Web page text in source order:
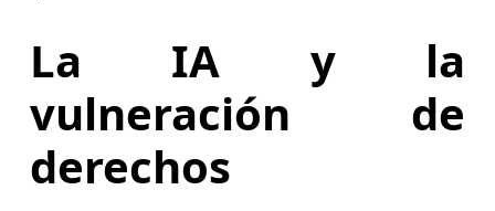
La IA y la
vulneración de
derechos